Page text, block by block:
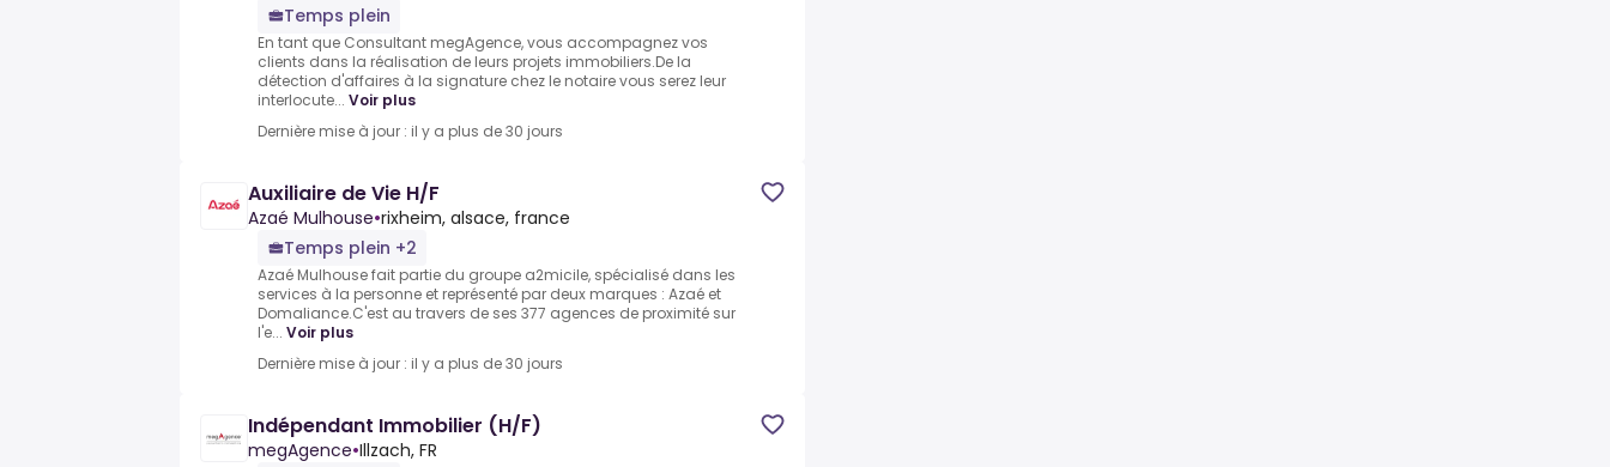
Temps plein
En tant que Consultant megAgence, vous accompagnez vos
clients dans la réalisation de leurs projets immobiliers.De la
détection d'affaires à la signature chez le notaire vous serez leur
interlocute... Voir plus
Dernière mise à jour : il y a plus de 30 jours
Auxiliaire de Vie H/F
Azaé Mulhouse•rixheim, alsace, france
Temps plein +2
Azaé Mulhouse fait partie du groupe a2micile, spécialisé dans les
services à la personne et représenté par deux marques : Azaé et
Domaliance.C'est au travers de ses 377 agences de proximité sur
l'e... Voir plus
Dernière mise à jour : il y a plus de 30 jours
Indépendant Immobilier (H/F)
megAgence•Illzach, FR